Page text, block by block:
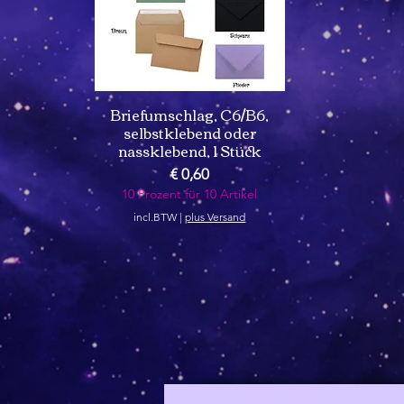
Briefumschlag, C6/B6,
selbstklebend oder
nassklebend, 1 Stück
Prijs
€ 0,60
10 Prozent für 10 Artikel
incl.BTW |plus Versand